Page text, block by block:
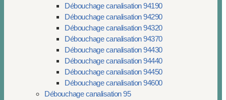
Débouchage canalisation 94190
Débouchage canalisation 94290
Débouchage canalisation 94320
Débouchage canalisation 94370
Débouchage canalisation 94430
Débouchage canalisation 94440
Débouchage canalisation 94450
Débouchage canalisation 94600
Débouchage canalisation 95